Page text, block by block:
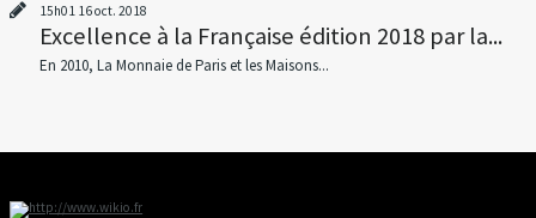
15h01 16oct. 2018
Excellence à la Française édition 2018 par la...
En 2010, La Monnaie de Paris et les Maisons...